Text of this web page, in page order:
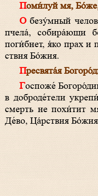
Поми́луй мя,
О безу́мный челове́че, доко́ле углеба́еши, я́ко
пчела́, собира́ющи
поги́бнет, я́ко прах
ст­вия Бо́­жия.
Пре­свя­та́я
Гос­по­же́ Бо­го­ро́­ди­це, поми́луй мя гре́шнаго, и
в доброде́тели
смерть не похи́тит
Де́­во, Ца́р­ст­вия